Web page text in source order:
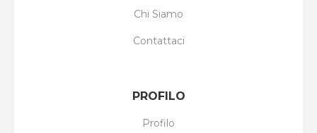
Chi Siamo
Contattaci
PROFILO
Profilo